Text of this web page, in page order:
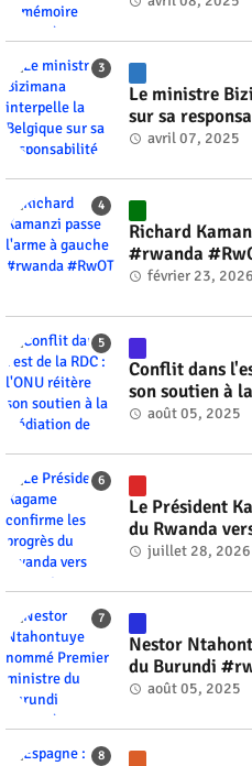
Le ministre
sur sa
génocide
avril 07, 2025
Richard
#rwanda
février 23, 2026
Conflit dans
son soutien à
Gnassingbé
août 05, 2025
Le Président
du Rwanda
l'horizon 2030
juillet 28, 2026
Nestor
du Burundi
août 05, 2025